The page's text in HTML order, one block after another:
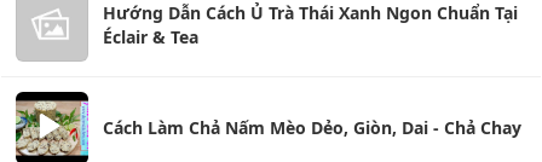
Hướng Dẫn Cách Ủ Trà Thái Xanh Ngon Chuẩn Tại
Éclair & Tea
Cách Làm Chả Nấm Mèo Dẻo, Giòn, Dai - Chả Chay